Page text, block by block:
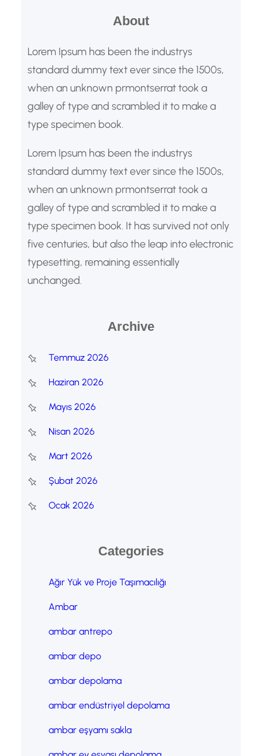
paketlenmesini ve yeni lokasyona
Profesyonel İşyeri Taşıma…
About
Lorem Ipsum has been the industrys
standard dummy text ever since the 1500s,
when an unknown prmontserrat took a
galley of type and scrambled it to make a
type specimen book.
Lorem Ipsum has been the industrys
standard dummy text ever since the 1500s,
when an unknown prmontserrat took a
galley of type and scrambled it to make a
type specimen book. It has survived not only
five centuries, but also the leap into electronic
typesetting, remaining essentially
unchanged.
Archive
Temmuz 2026
Haziran 2026
Mayıs 2026
Nisan 2026
Mart 2026
Şubat 2026
Ocak 2026
Categories
Ağır Yük ve Proje Taşımacılığı
Ambar
ambar antrepo
ambar depo
ambar depolama
ambar endüstriyel depolama
ambar eşyamı sakla